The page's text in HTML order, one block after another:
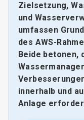
Zielsetzung,
und
umfassen
des AWS-
Beide betonen,
innerhalb und
Anlage